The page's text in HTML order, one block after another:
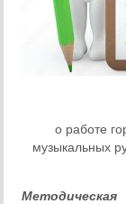
о работе
музыкальных